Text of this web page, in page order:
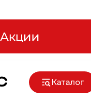
Акции
Каталог